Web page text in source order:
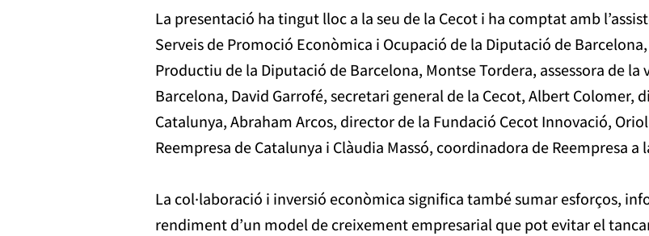
La presentació ha tingut lloc a la seu de la Cecot i ha comptat amb
Serveis de Promoció Econòmica i Ocupació de la Diputació de
Productiu de la Diputació de Barcelona, Montse Tordera, assessora de
Barcelona, David Garrofé, secretari general de la Cecot, Albert Colomer,
Catalunya, Abraham Arcos, director de la Fundació Cecot Innovació,
Reempresa de Catalunya i Clàudia Massó, coordinadora de Reempresa
La col·laboració i inversió econòmica significa també sumar esforços,
rendiment d’un model de creixement empresarial que pot evitar el